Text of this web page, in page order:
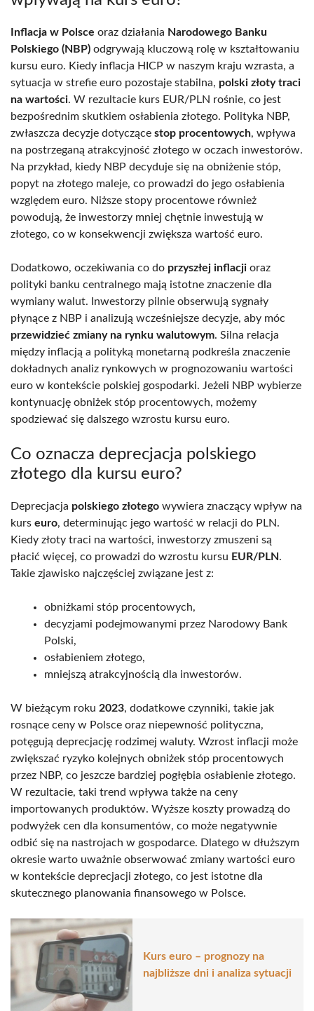
Inflacja w Polsce oraz działania Narodowego Banku
Polskiego (NBP) odgrywają kluczową rolę w kształtowaniu
kursu euro. Kiedy inflacja HICP w naszym kraju wzrasta, a
sytuacja w strefie euro pozostaje stabilna, polski złoty traci
na wartości. W rezultacie kurs EUR/PLN rośnie, co jest
bezpośrednim skutkiem osłabienia złotego. Polityka NBP,
zwłaszcza decyzje dotyczące stop procentowych, wpływa
na postrzeganą atrakcyjność złotego w oczach inwestorów.
Na przykład, kiedy NBP decyduje się na obniżenie stóp,
popyt na złotego maleje, co prowadzi do jego osłabienia
względem euro. Niższe stopy procentowe również
powodują, że inwestorzy mniej chętnie inwestują w
złotego, co w konsekwencji zwiększa wartość euro.
Dodatkowo, oczekiwania co do przyszłej inflacji oraz
polityki banku centralnego mają istotne znaczenie dla
wymiany walut. Inwestorzy pilnie obserwują sygnały
płynące z NBP i analizują wcześniejsze decyzje, aby móc
przewidzieć zmiany na rynku walutowym. Silna relacja
między inflacją a polityką monetarną podkreśla znaczenie
dokładnych analiz rynkowych w prognozowaniu wartości
euro w kontekście polskiej gospodarki. Jeżeli NBP wybierze
kontynuację obniżek stóp procentowych, możemy
spodziewać się dalszego wzrostu kursu euro.
Co oznacza deprecjacja polskiego
złotego dla kursu euro?
Deprecjacja polskiego złotego wywiera znaczący wpływ na
kurs euro, determinując jego wartość w relacji do PLN.
Kiedy złoty traci na wartości, inwestorzy zmuszeni są
płacić więcej, co prowadzi do wzrostu kursu EUR/PLN.
Takie zjawisko najczęściej związane jest z:
obniżkami stóp procentowych,
decyzjami podejmowanymi przez Narodowy Bank
Polski,
osłabieniem złotego,
mniejszą atrakcyjnością dla inwestorów.
W bieżącym roku 2023, dodatkowe czynniki, takie jak
rosnące ceny w Polsce oraz niepewność polityczna,
potęgują deprecjację rodzimej waluty. Wzrost inflacji może
zwiększać ryzyko kolejnych obniżek stóp procentowych
przez NBP, co jeszcze bardziej pogłębia osłabienie złotego.
W rezultacie, taki trend wpływa także na ceny
importowanych produktów. Wyższe koszty prowadzą do
podwyżek cen dla konsumentów, co może negatywnie
odbić się na nastrojach w gospodarce. Dlatego w dłuższym
okresie warto uważnie obserwować zmiany wartości euro
w kontekście deprecjacji złotego, co jest istotne dla
skutecznego planowania finansowego w Polsce.
Kurs euro – prognozy na
najbliższe dni i analiza sytuacji